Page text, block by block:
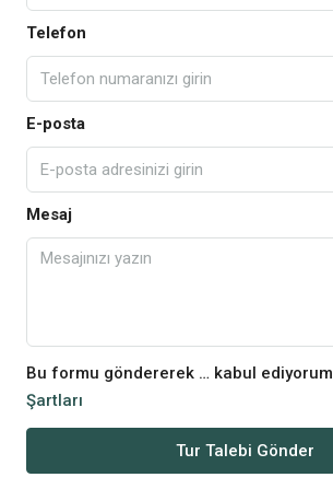
Telefon
E-posta
Mesaj
Bu formu göndererek … kabul ediyorum
Şartları
Tur Talebi Gönder